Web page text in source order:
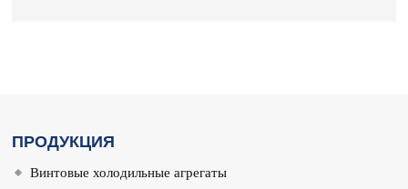
ПРОДУКЦИЯ
Винтовые холодильные агрегаты